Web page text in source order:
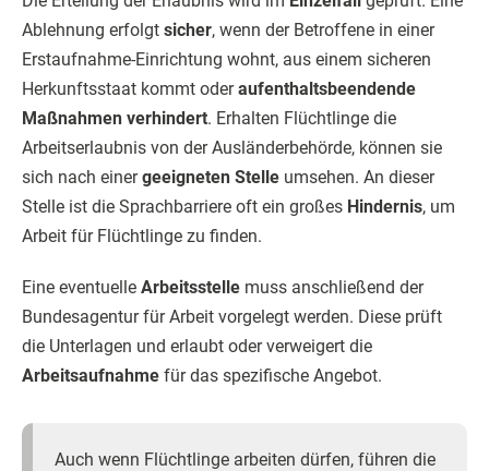
Ablehnung erfolgt sicher, wenn der Betroffene in einer
Erstaufnahme-Einrichtung wohnt, aus einem sicheren
Herkunftsstaat kommt oderaufenthaltsbeendende
Maßnahmen verhindert. Erhalten Flüchtlinge die
Arbeitserlaubnis von der Ausländerbehörde, können sie
sich nach einergeeigneten Stelle umsehen. An dieser
Stelle ist die Sprachbarriere oft ein großes Hindernis, um
Arbeit für Flüchtlinge zu finden.
Eine eventuelle Arbeitsstelle muss anschließend der
Bundesagentur für Arbeit vorgelegt werden. Diese prüft
die Unterlagen und erlaubt oder verweigert die
Arbeitsaufnahme für das spezifische Angebot.
Auch wenn Flüchtlinge arbeiten dürfen, führen die